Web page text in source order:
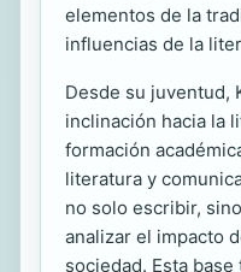
elementos de la
influencias de la
Desde su juventud,
inclinación hacia la
formación
literatura y
no solo escribir,
analizar el impacto
sociedad. Esta